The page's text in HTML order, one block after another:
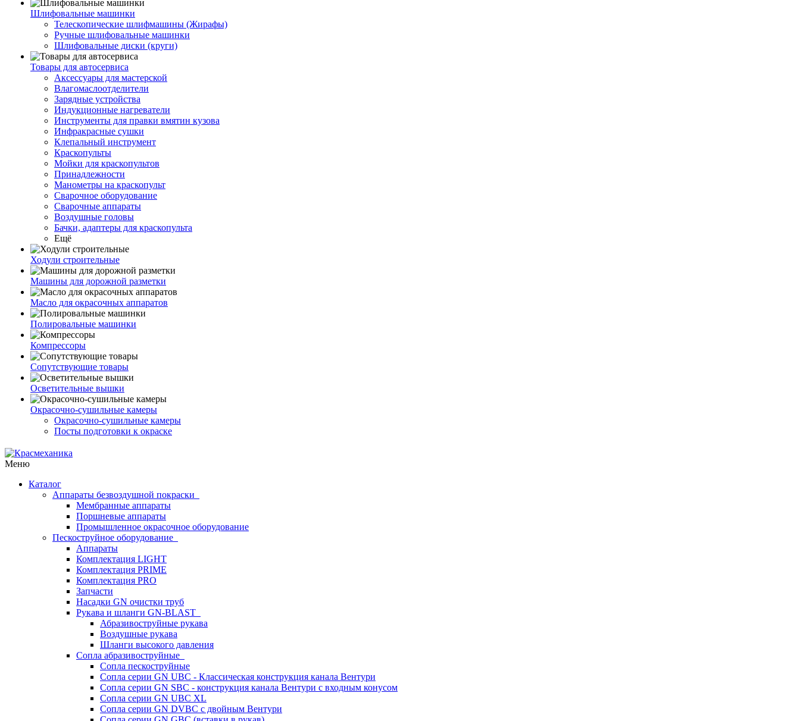
Шлифовальные машинки
Телескопические шлифмашины (Жирафы)
Ручные шлифовальные машинки
Шлифовальные диски (круги)
Товары для автосервиса
Аксессуары для мастерской
Влагомаслоотделители
Зарядные устройства
Индукционные нагреватели
Инструменты для правки вмятин кузова
Инфракрасные сушки
Клепальный инструмент
Краскопульты
Мойки для краскопультов
Принадлежности
Манометры на краскопульт
Сварочное оборудование
Сварочные аппараты
Воздушные головы
Бачки, адаптеры для краскопульта
Ещё
Ходули строительные
Машины для дорожной разметки
Масло для окрасочных аппаратов
Полировальные машинки
Компрессоры
Сопутствующие товары
Осветительные вышки
Окрасочно-сушильные камеры
Окрасочно-сушильные камеры
Посты подготовки к окраске
Меню
Каталог
Аппараты безвоздушной покраски
Мембранные аппараты
Поршневые аппараты
Промышленное окрасочное оборудование
Пескоструйное оборудование
Аппараты
Комплектация LIGHT
Комплектация PRIME
Комплектация PRO
Запчасти
Насадки GN очистки труб
Рукава и шланги GN-BLAST
Абразивоструйные рукава
Воздушные рукава
Шланги высокого давления
Сопла абразивоструйные
Сопла пескоструйные
Сопла серии GN UBC - Классическая конструкция канала Вентури
Сопла серии GN SBC - конструкция канала Вентури c входным конусом
Сопла серии GN UBC XL
Сопла серии GN DVBC с двойным Вентури